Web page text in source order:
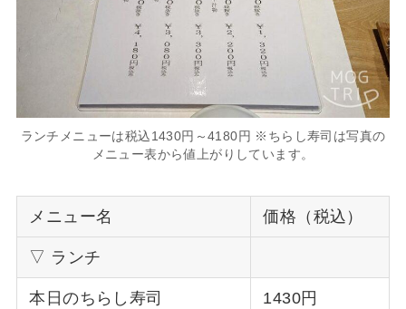
ランチメニューは税込1430円～4180円 ※ちらし寿司は写真の
メニュー表から値上がりしています。
メニュー名 価格（税込）
▽ ランチ
本日のちらし寿司 1430円